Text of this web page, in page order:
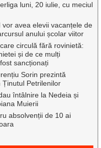
luni, 20 iulie, cu meciul
avea elevii vacanțele de
anului școlar viitor
circulă fără rovinietă:
și de ce mulți
sancționați
Sorin prezintă
Petrilenilor
întâlnire la Nedeia și
Muierii
absolvenții de 10 ai